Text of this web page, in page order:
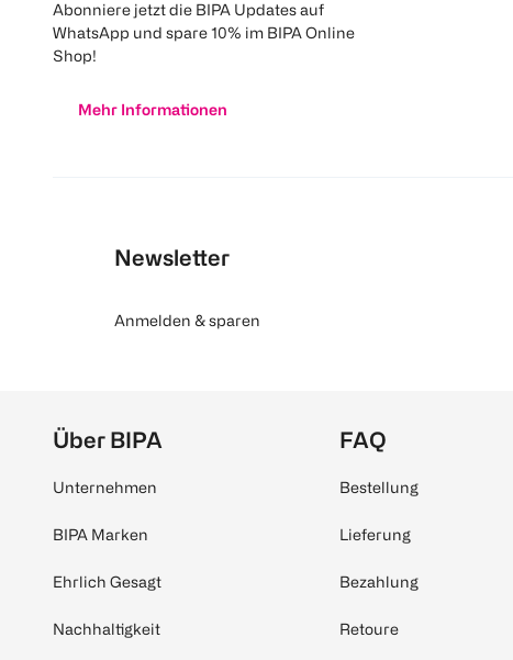
Abonniere jetzt die BIPA Updates auf
WhatsApp und spare 10% im BIPA Online
Shop!
Mehr Informationen
Newsletter
Anmelden & sparen
Über BIPA
Unternehmen
BIPA Marken
Ehrlich Gesagt
Nachhaltigkeit
FAQ
Bestellung
Lieferung
Bezahlung
Retoure